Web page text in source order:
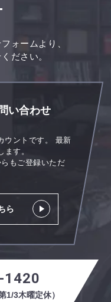
ォームより、
ださい。
い合わせ
ントです。
最新
す。
らもご登録いただ
ら
1420
1/3木曜定休）